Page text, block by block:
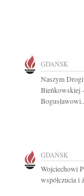
GDAŃSK
Naszym
Bieńkowskiej
GDAŃSK
Wojciechowi
współczucia i